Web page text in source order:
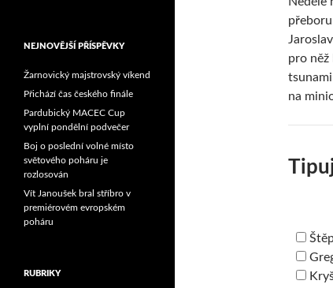
pro něž
na
NEJNOVĚJŠÍ PŘÍSPĚVKY
Žarnovický majstrovský víkend
Přichází čas českého finále
Pardubický MACEC Cup
vyplní pondělní podvečer
Boj o poslední volné místo
světového poháru je
rozlosován
Vít Janoušek bral stříbro v
premiérovém evropském
poháru
RUBRIKY